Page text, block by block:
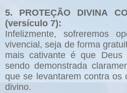
5. PROTEÇÃO DIVINA
(versículo 7):
Infelizmente, sofreremos
vivencial, seja de forma
mais cativante é que Deus
sendo demonstrada
que se levantarem contra os
divino.